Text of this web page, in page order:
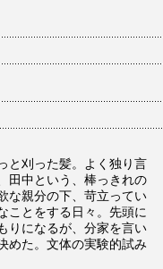
と刈った髪。よく独り言
田中という、棒っきれの
な親分の下、苛立ってい
ことをする日々。先頭に
りになるが、分家を言い
めた。文体の実験的試み